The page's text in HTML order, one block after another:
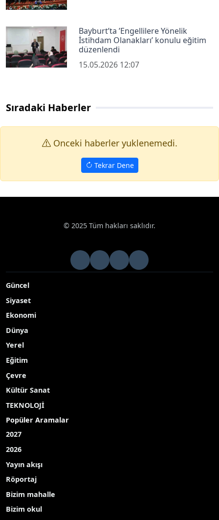
Bayburt’ta ’Engellilere Yönelik
İstihdam Olanakları’ konulu eğitim
düzenlendi
15.05.2026 12:07
Sıradaki Haberler
Onceki haberler yuklenemedi.
Tekrar Dene
© 2025 Tüm hakları saklıdır.
Güncel
Siyaset
Ekonomi
Dünya
Yerel
Eğitim
Çevre
Kültür Sanat
TEKNOLOJİ
Popüler Aramalar
2027
2026
Yayın akışı
Röportaj
Bizim mahalle
Bizim okul